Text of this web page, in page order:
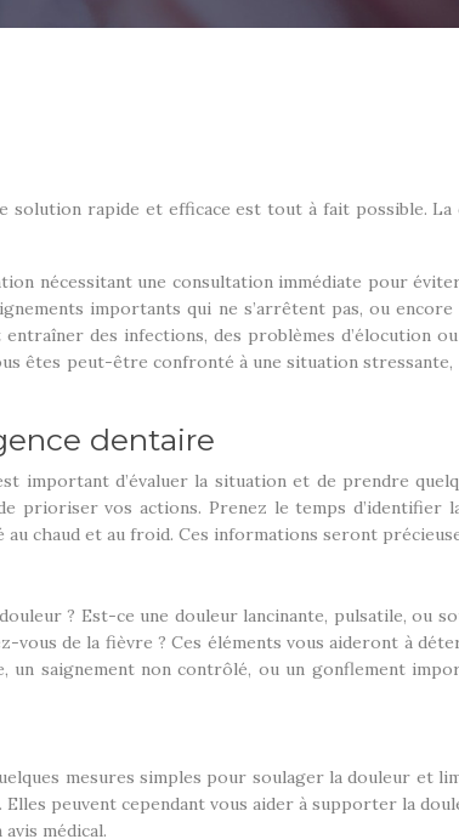
solution rapide et efficace est tout à fait
nécessitant une consultation immédiate pour
importants qui ne s’arrêtent pas, ou
des infections, des problèmes d’élocution
êtes peut-être confronté à une situation
dentaire
important d’évaluer la situation et de prendre
vos actions. Prenez le temps d’identifier
chaud et au froid. Ces informations seront
? Est-ce une douleur lancinante, pulsatile, ou
vous de la fièvre ? Ces éléments vous aideront à
saignement non contrôlé, ou un gonflement
mesures simples pour soulager la douleur et
peuvent cependant vous aider à supporter la
médical.